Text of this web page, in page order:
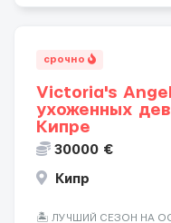
срочно
Victoria's
ухоженных
Кипре
30000 €
Кипр
🏝️ ЛУЧШИЙ СЕЗОН НА